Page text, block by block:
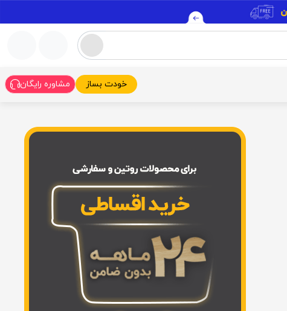
خودت بساز مشاوره رایگان